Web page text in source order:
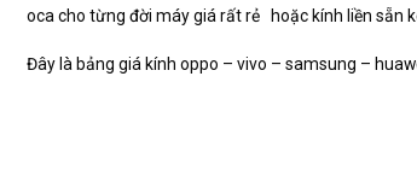
oca cho từng đời máy giá rất rẻ hoặc kính liền sẵn
Đây là bảng giá kính oppo – vivo – samsung –